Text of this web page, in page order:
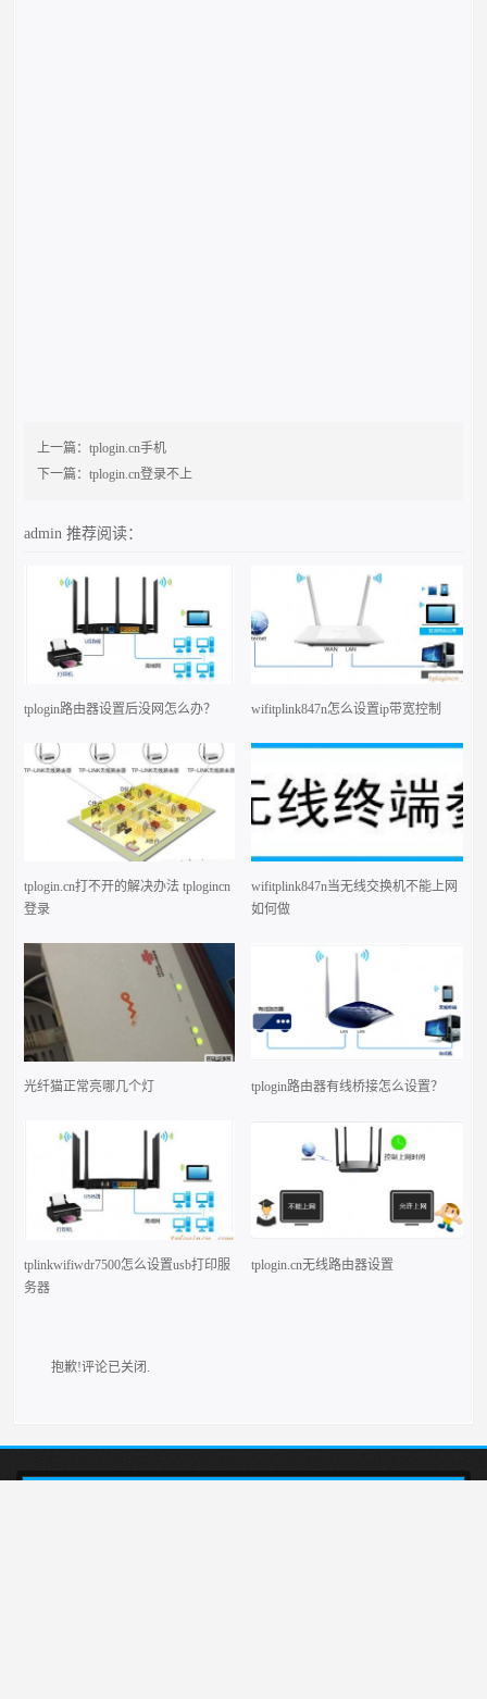
上一篇：tplogin.cn手机
下一篇：tplogin.cn登录不上
admin推荐阅读：
tplogin路由器设置后没网怎么办？ wifitplink847n怎么设置ip带宽控制
tplogin.cn打不开的解决办法 tplogincn
登录
wifitplink847n当无线交换机不能上网
如何做
光纤猫正常亮哪几个灯 tplogin路由器有线桥接怎么设置？
tplinkwifiwdr7500怎么设置usb打印服
务器
tplogin.cn无线路由器设置
抱歉!评论已关闭.